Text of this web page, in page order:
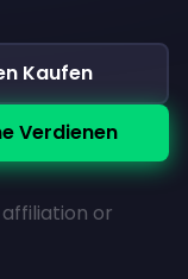
Kaufen
Verdienen
or